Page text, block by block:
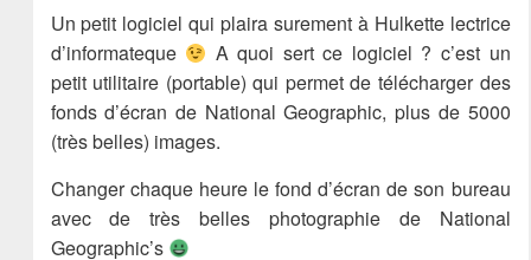
Un petit logiciel qui plaira surement à Hulkette lectrice
d’informateque
A quoi sert ce logiciel ? c’est un
petit utilitaire (portable) qui permet de télécharger des
fonds d’écran de National Geographic, plus de 5000
(très belles) images.
Changer chaque heure le fond d’écran de son bureau
avec de très belles photographie de National
Geographic’s